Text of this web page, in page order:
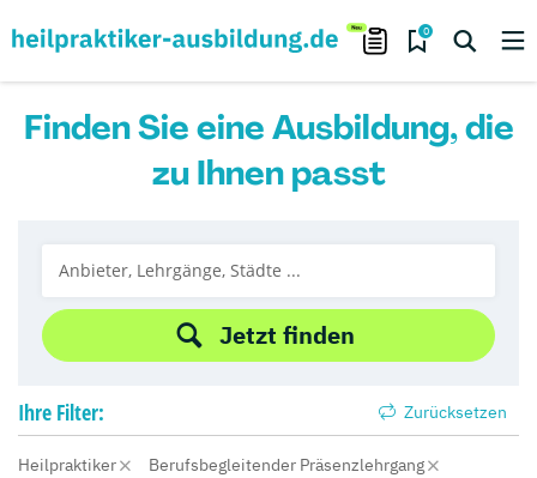
0
Finden Sie eine Ausbildung, die
zu Ihnen passt
Jetzt finden
Ihre Filter: Zurücksetzen
Heilpraktiker
Berufsbegleitender Präsenzlehrgang